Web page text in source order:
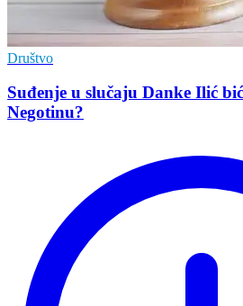
Društvo
Suđenje u slučaju Danke Ilić
Negotinu?